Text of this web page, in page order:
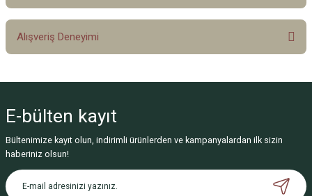
Ürün hakkında henüz soru sorulmamış.
Alışveriş Deneyimi
Deneyimini Paylaş
E-bülten kayıt
Bültenimize kayıt olun, indirimli ürünlerden ve kampanyalardan ilk sizin
haberiniz olsun!